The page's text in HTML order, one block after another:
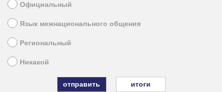
Официальный
Язык межнационального общения
Региональный
Никакой
итоги